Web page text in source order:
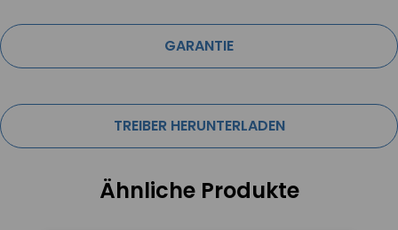
GARANTIE
TREIBER HERUNTERLADEN
Ähnliche Produkte